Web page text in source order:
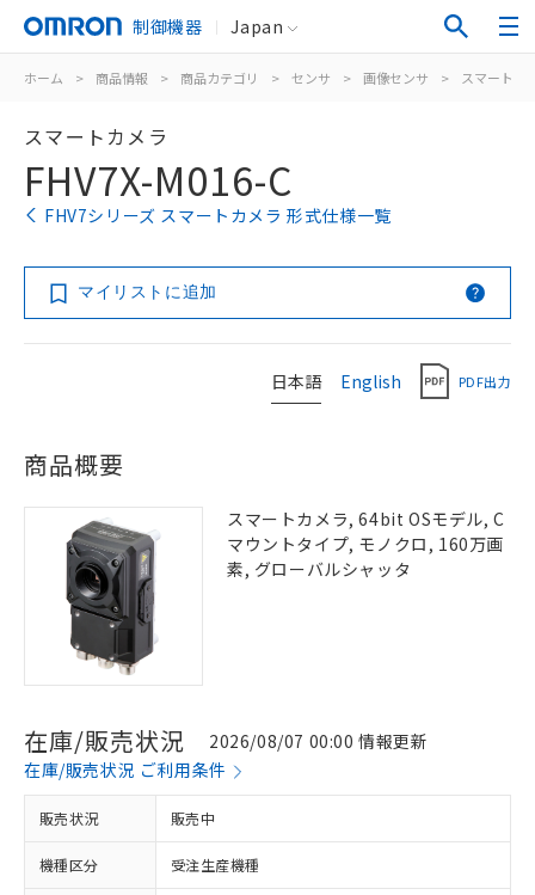
制御機器 Japan
ホーム > 商品情報 > 商品カテゴリ > センサ > 画像センサ > スマートカ
スマートカメラ
FHV7X-M016-C
FHV7シリーズ スマートカメラ 形式仕様一覧
マイリストに追加
日本語 English PDF出力
商品概要
スマートカメラ, 64bit OSモデル, C
マウントタイプ, モノクロ, 160万画
素, グローバルシャッタ
在庫/販売状況
2026/08/07 00:00 情報更新
在庫/販売状況 ご利用条件
販売状況 販売中
機種区分 受注生産機種